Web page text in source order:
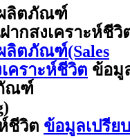
ลิตภัณฑ์
ฝากสงเคราะห์ชีวิ
ตภัณฑ์(Sales
เคราะห์ชีวิต ข้อมู
ณฑ์
ชีวิต ข้อมูลเปรียบ